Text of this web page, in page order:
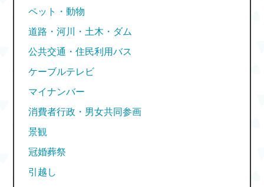
ペット・動物
道路・河川・土木・ダム
公共交通・住民利用バス
ケーブルテレビ
マイナンバー
消費者行政・男女共同参画
景観
冠婚葬祭
引越し